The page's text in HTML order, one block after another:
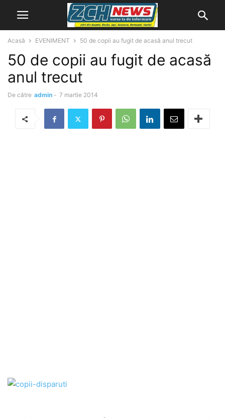
Acasă EVENIMENT 50 de copii au fugit de acasă anul trecut
50 de copii au fugit de acasă
anul trecut
De către admin - 7 martie 2014